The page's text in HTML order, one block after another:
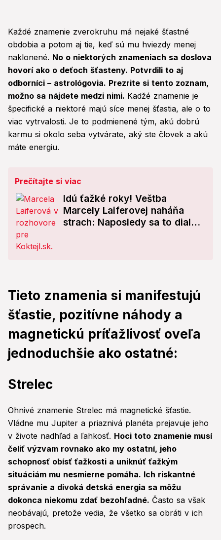
Každé znamenie zverokruhu má nejaké šťastné
obdobia a potom aj tie, keď sú mu hviezdy menej
naklonené. No o niektorých znameniach sa doslova
hovorí ako o deťoch šťasteny. Potvrdili to aj
odborníci – astrológovia. Prezrite si tento zoznam,
možno sa nájdete medzi nimi. Kadžé znamenie je
špecifické a niektoré majú síce menej šťastia, ale o to
viac vytrvalosti. Je to podmienené tým, akú dobrú
karmu si okolo seba vytvárate, aký ste človek a akú
máte energiu.
Prečítajte si viac
Idú ťažké roky! Veštba
Marcely Laiferovej naháňa
strach: Naposledy sa to dialo
Tieto znamenia si manifestujú
šťastie, pozitívne náhody a
magnetickú príťažlivosť oveľa
jednoduchšie ako ostatné:
Strelec
Ohnivé znamenie Strelec má magnetické šťastie.
Vládne mu Jupiter a priaznivá planéta prejavuje jeho
v živote nadhľad a ľahkosť. Hoci toto znamenie musí
čeliť výzvam rovnako ako my ostatní, jeho
schopnosť obísť ťažkosti a uniknúť ťažkým
situáciám mu nesmierne pomáha. Ich riskantné
správanie a divoká detská energia sa môžu
dokonca niekomu zdať bezohľadné. Často sa však
neobávajú, pretože vedia, že všetko sa obráti v ich
prospech.